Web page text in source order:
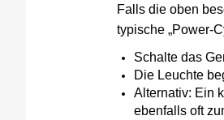
Falls die oben
typische „Power-
Schalte das
Die Leuchte
Alternativ: Ein
ebenfalls oft